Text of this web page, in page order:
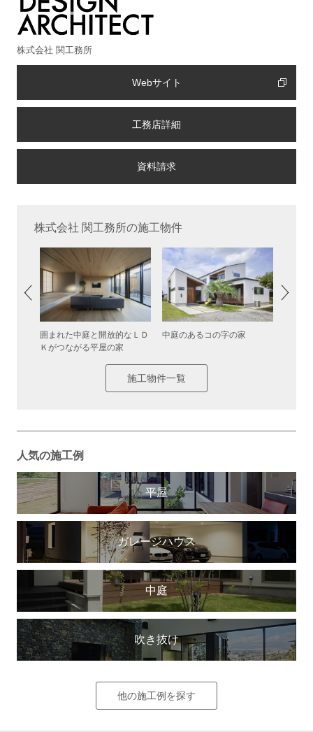
株式会社 関工務所
Webサイト
工務店詳細
株式会社 関工務所の施工物件
囲まれた中庭と開放的なＬＤ
Ｋがつながる平屋の家
中庭のあるコの字の家
施工物件一覧
人気の施工例
平屋
ガレージハウス
中庭
吹き抜け
他の施工例を探す